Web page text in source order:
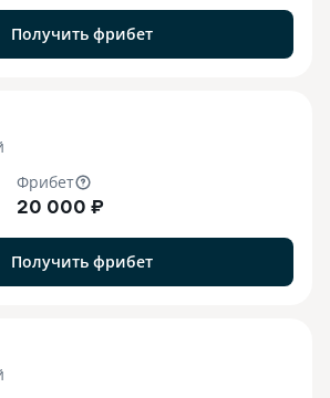
Получить фрибет
Фрибет
20 000 ₽
Получить фрибет